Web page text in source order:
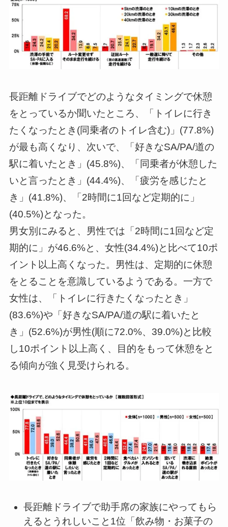
長距離ドライブでどのようなタイミングで休憩
をとっているか聞いたところ、「トイレに行き
たくなったとき(同乗者のトイレ含む)」(77.8%)
が最も高くなり、次いで、「好きなSA/PA/道の
駅に着いたとき」(45.8%)、「同乗者が休憩した
いと言ったとき」(44.4%)、「疲労を感じたと
き」(41.8%)、「2時間に1回など定期的に」
(40.5%)となった。
男女別にみると、男性では「2時間に1回など定
期的に」が46.6%と、女性(34.4%)と比べて10ポ
イント以上高くなった。男性は、定期的に休憩
をとることを意識しているようである。一方で
女性は、「トイレに行きたくなったとき」
(83.6%)や「好きなSA/PA/道の駅に着いたと
き」(52.6%)が男性(順に72.0%、39.0%)と比較
し10ポイント以上高く、目的をもって休憩をと
る傾向が強く見受けられる。
長距離ドライブで助手席の家族にやってもら
えるとうれしいこと1位「飲み物・お菓子の